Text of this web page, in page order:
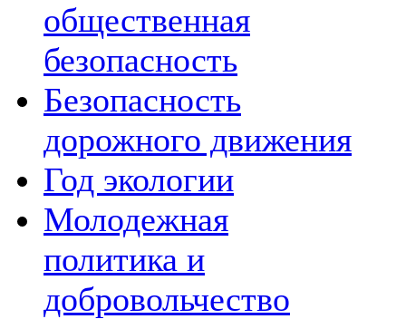
общественная
безопасность
Безопасность
дорожного движения
Год экологии
Молодежная
политика и
добровольчество